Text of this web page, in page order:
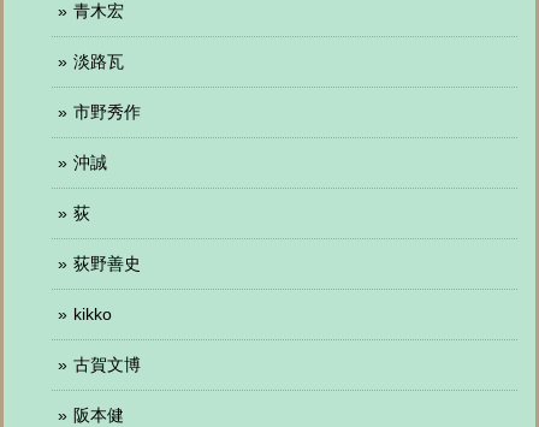
青木宏
淡路瓦
市野秀作
沖誠
荻
荻野善史
kikko
古賀文博
阪本健